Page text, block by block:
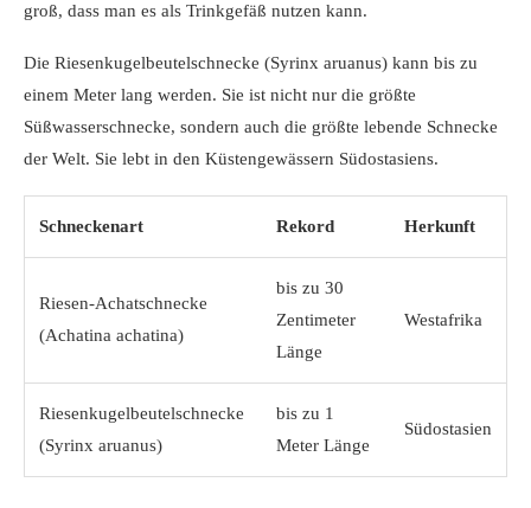
groß, dass man es als Trinkgefäß nutzen kann.
Die Riesenkugelbeutelschnecke (Syrinx aruanus) kann bis zu
einem Meter lang werden. Sie ist nicht nur die größte
Süßwasserschnecke, sondern auch die größte lebende Schnecke
der Welt. Sie lebt in den Küstengewässern Südostasiens.
Schneckenart Rekord Herkunft
Riesen-Achatschnecke
(Achatina achatina)
bis zu 30
Zentimeter
Länge
Westafrika
Riesenkugelbeutelschnecke
(Syrinx aruanus)
bis zu 1
Meter Länge
Südostasien